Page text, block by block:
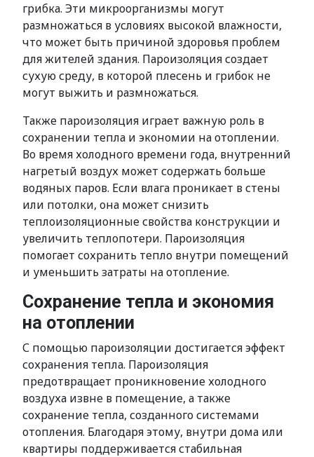
грибка. Эти микроорганизмы могут
размножаться в условиях высокой влажности,
что может быть причиной здоровья проблем
для жителей здания. Пароизоляция создает
сухую среду, в которой плесень и грибок не
могут выжить и размножаться.
Также пароизоляция играет важную роль в
сохранении тепла и экономии на отоплении.
Во время холодного времени года, внутренний
нагретый воздух может содержать больше
водяных паров. Если влага проникает в стены
или потолки, она может снизить
теплоизоляционные свойства конструкции и
увеличить теплопотери. Пароизоляция
помогает сохранить тепло внутри помещений
и уменьшить затраты на отопление.
Сохранение тепла и экономия
на отоплении
С помощью пароизоляции достигается эффект
сохранения тепла. Пароизоляция
предотвращает проникновение холодного
воздуха извне в помещение, а также
сохранение тепла, созданного системами
отопления. Благодаря этому, внутри дома или
квартиры поддерживается стабильная